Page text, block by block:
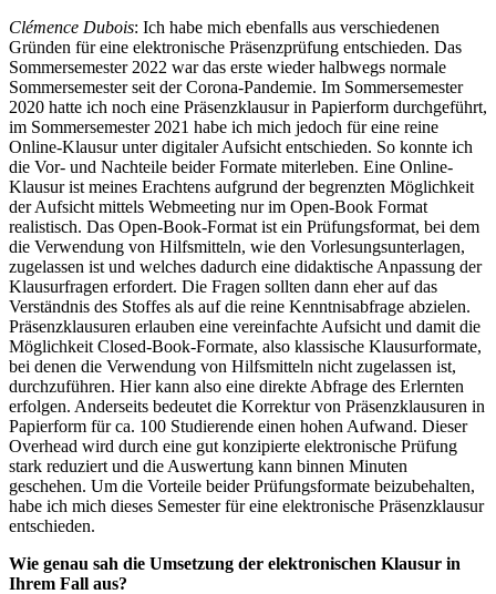
Clémence Dubois: Ich habe mich ebenfalls aus verschiedenen
Gründen für eine elektronische Präsenzprüfung entschieden. Das
Sommersemester 2022 war das erste wieder halbwegs normale
Sommersemester seit der Corona-Pandemie. Im Sommersemester
2020 hatte ich noch eine Präsenzklausur in Papierform durchgeführt,
im Sommersemester 2021 habe ich mich jedoch für eine reine
Online-Klausur unter digitaler Aufsicht entschieden. So konnte ich
die Vor- und Nachteile beider Formate miterleben. Eine Online-
Klausur ist meines Erachtens aufgrund der begrenzten Möglichkeit
der Aufsicht mittels Webmeeting nur im Open-Book Format
realistisch. Das Open-Book-Format ist ein Prüfungsformat, bei dem
die Verwendung von Hilfsmitteln, wie den Vorlesungsunterlagen,
zugelassen ist und welches dadurch eine didaktische Anpassung der
Klausurfragen erfordert. Die Fragen sollten dann eher auf das
Verständnis des Stoffes als auf die reine Kenntnisabfrage abzielen.
Präsenzklausuren erlauben eine vereinfachte Aufsicht und damit die
Möglichkeit Closed-Book-Formate, also klassische Klausurformate,
bei denen die Verwendung von Hilfsmitteln nicht zugelassen ist,
durchzuführen. Hier kann also eine direkte Abfrage des Erlernten
erfolgen. Anderseits bedeutet die Korrektur von Präsenzklausuren in
Papierform für ca. 100 Studierende einen hohen Aufwand. Dieser
Overhead wird durch eine gut konzipierte elektronische Prüfung
stark reduziert und die Auswertung kann binnen Minuten
geschehen. Um die Vorteile beider Prüfungsformate beizubehalten,
habe ich mich dieses Semester für eine elektronische Präsenzklausur
entschieden.
Wie genau sah die Umsetzung der elektronischen Klausur in
Ihrem Fall aus?